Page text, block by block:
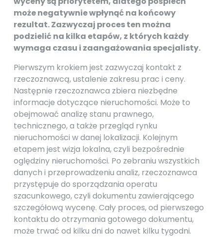
może negatywnie wpłynąć na końcowy
rezultat. Zazwyczaj proces ten można
podzielić na kilka etapów, z których każdy
wymaga czasu i zaangażowania specjalisty.
Pierwszym krokiem jest zazwyczaj kontakt z
rzeczoznawcą, ustalenie zakresu prac i ceny.
Następnie rzeczoznawca zbiera niezbędne
informacje dotyczące nieruchomości. Może to
obejmować analizę stanu prawnego,
technicznego, a także przegląd rynku
nieruchomości w danej lokalizacji. Kolejnym
etapem jest wizja lokalna, czyli bezpośrednie
oględziny nieruchomości. Po zebraniu wszystkich
danych i przeprowadzeniu analiz, rzeczoznawca
przystępuje do sporządzania operatu
szacunkowego, czyli dokumentu zawierającego
szczegółową wycenę. Cały proces, od pierwszego
kontaktu do otrzymania gotowego dokumentu,
może trwać od kilku dni do nawet kilku tygodni.